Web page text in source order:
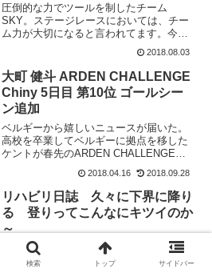
圧倒的な力でツールを制したチーム
SKY。ステージレースにおいては、チー
ム力が大切になると言われてます。今回
のツール・ド・フランスも表彰台の1位と
3位を占めたチームスカイ。アシストの強
さが際立ちました。どれくらいスーパー
なアシストなんでしょう...
2018.08.03
大町 健斗 ARDEN CHALLENGE
Chiny 5日目 第10位 ゴールシー
ン追加
ベルギーから嬉しいニュースが届いた。
高校を卒業してベルギーに拠点を移した
ケントが春先のARDEN CHALLENGE
Chiny 5日目で10位になったようだ。逃
げに乗れたようで、少しずつ調子を上げ
ているようだ。大町健斗とはみなさん
は、覚え...
2018.04.16 2018.09.28
リハビリ日誌 久々に下界に降り
る 登りってこんなにキツイのか
～
家族がいないので、登りの予行演習はし
てないけど下界に降りることに。せっか
検索 トップ サイドバー